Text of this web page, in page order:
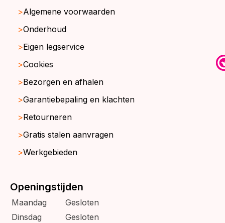
Algemene voorwaarden
Onderhoud
Eigen legservice
Cookies
Bezorgen en afhalen
Garantiebepaling en klachten
Retourneren
Gratis stalen aanvragen
Werkgebieden
Openingstijden
Maandag
Gesloten
Dinsdag
Gesloten